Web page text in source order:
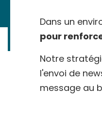
Dans un
pour
Notre
l'envoi de
message au